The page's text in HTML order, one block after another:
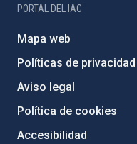
PORTAL DEL IAC
Mapa web
Políticas de privacidad
Aviso legal
Política de cookies
Accesibilidad